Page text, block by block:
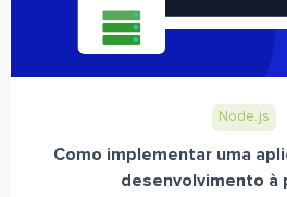
Node.js
Como implementar uma
desenvolvimento à